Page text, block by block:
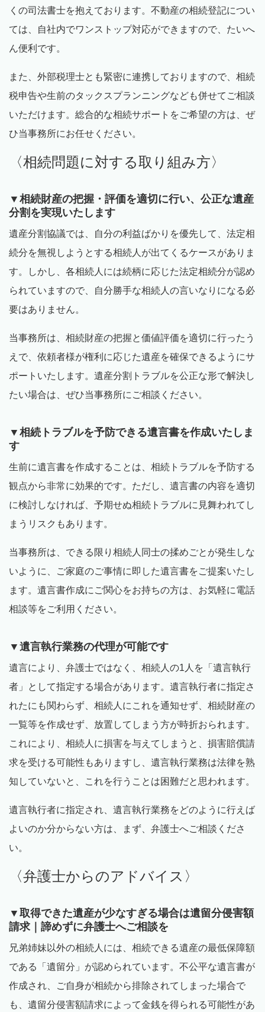
くの司法書士を抱えております。不動産の相続登記につい
ては、自社内でワンストップ対応ができますので、たいへ
ん便利です。
また、外部税理士とも緊密に連携しておりますので、相続
税申告や生前のタックスプランニングなども併せてご相談
いただけます。総合的な相続サポートをご希望の方は、ぜ
ひ当事務所にお任せください。
〈相続問題に対する取り組み方〉
▼相続財産の把握・評価を適切に行い、公正な遺産
分割を実現いたします
遺産分割協議では、自分の利益ばかりを優先して、法定相
続分を無視しようとする相続人が出てくるケースがありま
す。しかし、各相続人には続柄に応じた法定相続分が認め
られていますので、自分勝手な相続人の言いなりになる必
要はありません。
当事務所は、相続財産の把握と価値評価を適切に行ったう
えで、依頼者様が権利に応じた遺産を確保できるようにサ
ポートいたします。遺産分割トラブルを公正な形で解決し
たい場合は、ぜひ当事務所にご相談ください。
▼相続トラブルを予防できる遺言書を作成いたしま
す
生前に遺言書を作成することは、相続トラブルを予防する
観点から非常に効果的です。ただし、遺言書の内容を適切
に検討しなければ、予期せぬ相続トラブルに見舞われてし
まうリスクもあります。
当事務所は、できる限り相続人同士の揉めごとが発生しな
いように、ご家庭のご事情に即した遺言書をご提案いたし
ます。遺言書作成にご関心をお持ちの方は、お気軽に電話
相談等をご利用ください。
▼遺言執行業務の代理が可能です
遺言により、弁護士ではなく、相続人の1人を「遺言執行
者」として指定する場合があります。遺言執行者に指定さ
れたにも関わらず、相続人にこれを通知せず、相続財産の
一覧等を作成せず、放置してしまう方が時折おられます。
これにより、相続人に損害を与えてしまうと、損害賠償請
求を受ける可能性もありますし、遺言執行業務は法律を熟
知していないと、これを行うことは困難だと思われます。
遺言執行者に指定され、遺言執行業務をどのように行えば
よいのか分からない方は、まず、弁護士へご相談くださ
い。
〈弁護士からのアドバイス〉
▼取得できた遺産が少なすぎる場合は遺留分侵害額
請求｜諦めずに弁護士へご相談を
兄弟姉妹以外の相続人には、相続できる遺産の最低保障額
である「遺留分」が認められています。不公平な遺言書が
作成され、ご自身が相続から排除されてしまった場合で
も、遺留分侵害額請求によって金銭を得られる可能性があ